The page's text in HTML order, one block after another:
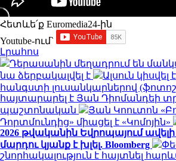
Հետևե՛ք Euromedia24-ին
Youtube-ում`
Լրահոս
Դերասանին մեղադրում են
նա ձերբակալվել է
Ալսուն
հանգստի լուսանկարներով
հայտարարել է Յան Դիոմանդեի
պաշտոնական
Յան Կոուտոն
Դորտմունդից» միացել է «Կոմոյին»
2026 թվականին Եվրոպայում
մարդու կյանք է խլել. Bloomberg
շնորհակալություն է հայտնել